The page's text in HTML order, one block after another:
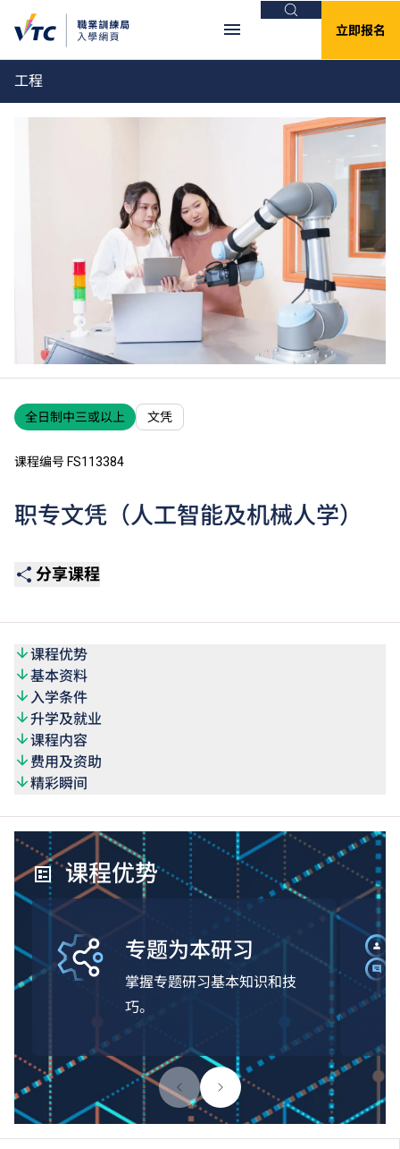
搜索
立即报名
工程
全日制中三或以上 文凭
课程编号 FS113384
职专文凭（人工智能及机械人学）
分享课程
课程优势
基本资料
入学条件
升学及就业
课程内容
费用及资助
精彩瞬间
课程优势
专题为本研习
掌握专题研习基本知识和技
巧。